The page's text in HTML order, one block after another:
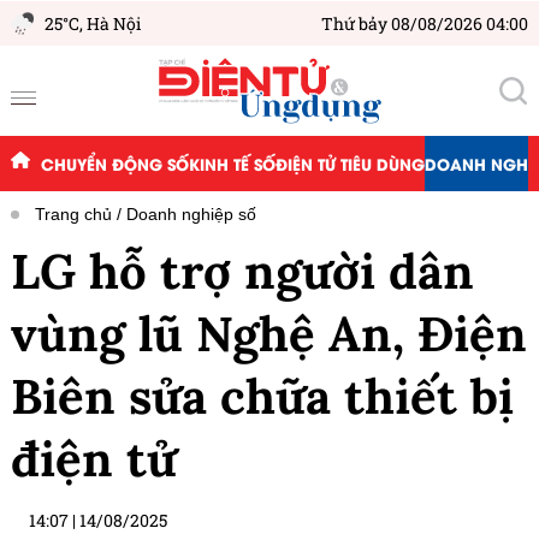
25°C,Hà Nội Thứ bảy 08/08/2026 04:00
CHUYỂN ĐỘNG SỐKINH TẾ SỐĐIỆN TỬ TIÊU DÙNGDOANH
Trang chủ Doanh nghiệp số
LG hỗ trợ người dân
vùng lũ Nghệ An, Điện
Biên sửa chữa thiết bị
điện tử
14:07 |14/08/2025